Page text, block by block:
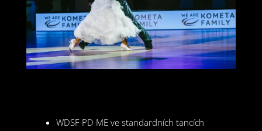
WDSF PD ME ve standardních tancích